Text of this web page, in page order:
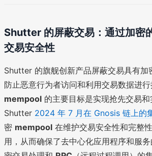
Shutter 的屏蔽交易：通过加密
交易安全性
Shutter 的旗舰创新产品屏蔽交易具有加
防止恶意行为者访问和利用交易数据进
mempool 的主要目标是实现抢先交易
Shutter 2024 年 7 月在 Gnosis 链上的
密 mempool 在维护交易安全性和完整
用，从而确保了去中心化应用程序和服